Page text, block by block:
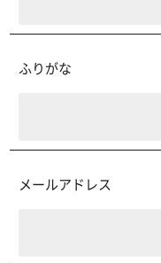
ふりがな
メールアドレス